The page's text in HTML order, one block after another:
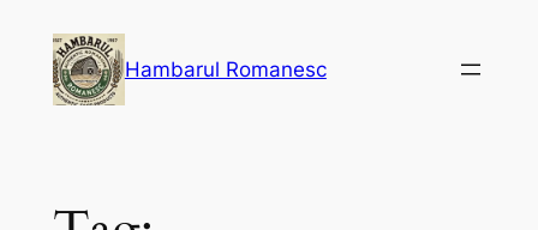
content
Hambarul Romanesc